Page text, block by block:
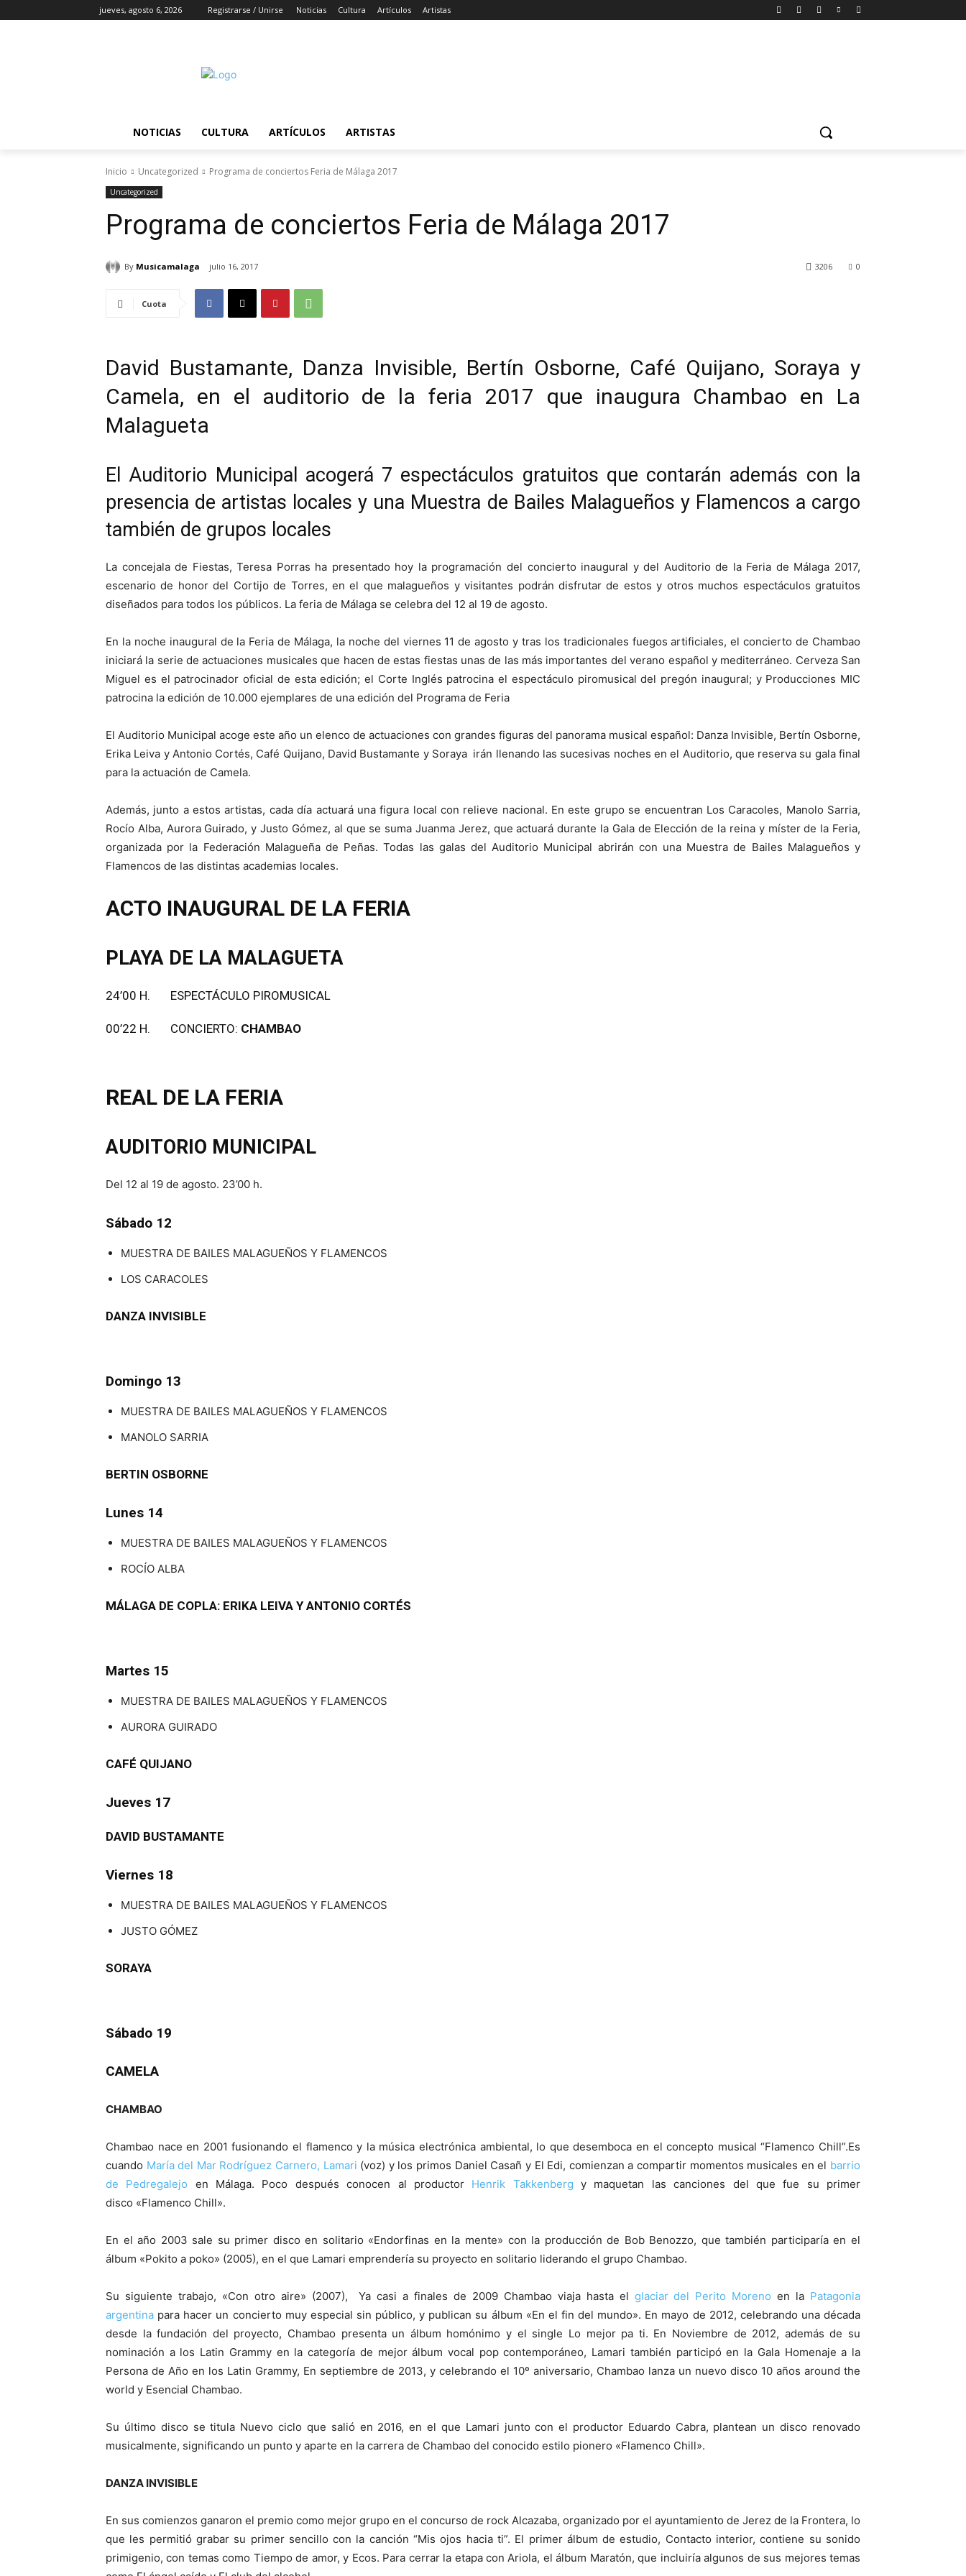
jueves, agosto 6, 2026 Registrarse / Unirse Noticias Cultura Artículos Artistas
NOTICIAS CULTURA ARTÍCULOS ARTISTAS
Inicio Uncategorized Programa de conciertos Feria de Málaga 2017
Uncategorized
Programa de conciertos Feria de Málaga 2017
By Musicamalaga julio 16, 2017 0
3206
Cuota
David Bustamante, Danza Invisible, Bertín Osborne, Café Quijano, Soraya y
Camela, en el auditorio de la feria 2017 que inaugura Chambao en La
Malagueta
El Auditorio Municipal acogerá 7 espectáculos gratuitos que contarán además con la
presencia de artistas locales y una Muestra de Bailes Malagueños y Flamencos a cargo
también de grupos locales
La concejala de Fiestas, Teresa Porras ha presentado hoy la programación del concierto inaugural y del Auditorio de la Feria de Málaga 2017,
escenario de honor del Cortijo de Torres, en el que malagueños y visitantes podrán disfrutar de estos y otros muchos espectáculos gratuitos
diseñados para todos los públicos. La feria de Málaga se celebra del 12 al 19 de agosto.
En la noche inaugural de la Feria de Málaga, la noche del viernes 11 de agosto y tras los tradicionales fuegos artificiales, el concierto de Chambao
iniciará la serie de actuaciones musicales que hacen de estas fiestas unas de las más importantes del verano español y mediterráneo. Cerveza San
Miguel es el patrocinador oficial de esta edición; el Corte Inglés patrocina el espectáculo piromusical del pregón inaugural; y Producciones MIC
patrocina la edición de 10.000 ejemplares de una edición del Programa de Feria
El Auditorio Municipal acoge este año un elenco de actuaciones con grandes figuras del panorama musical español: Danza Invisible, Bertín Osborne,
Erika Leiva y Antonio Cortés, Café Quijano, David Bustamante y Soraya irán llenando las sucesivas noches en el Auditorio, que reserva su gala final
para la actuación de Camela.
Además, junto a estos artistas, cada día actuará una figura local con relieve nacional. En este grupo se encuentran Los Caracoles, Manolo Sarria,
Rocío Alba, Aurora Guirado, y Justo Gómez, al que se suma Juanma Jerez, que actuará durante la Gala de Elección de la reina y míster de la Feria,
organizada por la Federación Malagueña de Peñas. Todas las galas del Auditorio Municipal abrirán con una Muestra de Bailes Malagueños y
Flamencos de las distintas academias locales.
ACTO INAUGURAL DE LA FERIA
PLAYA DE LA MALAGUETA
24’00 H. ESPECTÁCULO PIROMUSICAL
00’22 H. CONCIERTO: CHAMBAO
REAL DE LA FERIA
AUDITORIO MUNICIPAL
Del 12 al 19 de agosto. 23’00 h.
Sábado 12
MUESTRA DE BAILES MALAGUEÑOS Y FLAMENCOS
LOS CARACOLES
DANZA INVISIBLE
Domingo 13
MUESTRA DE BAILES MALAGUEÑOS Y FLAMENCOS
MANOLO SARRIA
BERTIN OSBORNE
Lunes 14
MUESTRA DE BAILES MALAGUEÑOS Y FLAMENCOS
ROCÍO ALBA
MÁLAGA DE COPLA: ERIKA LEIVA Y ANTONIO CORTÉS
Martes 15
MUESTRA DE BAILES MALAGUEÑOS Y FLAMENCOS
AURORA GUIRADO
CAFÉ QUIJANO
Jueves 17
DAVID BUSTAMANTE
Viernes 18
MUESTRA DE BAILES MALAGUEÑOS Y FLAMENCOS
JUSTO GÓMEZ
SORAYA
Sábado 19
CAMELA
CHAMBAO
Chambao nace en 2001 fusionando el flamenco y la música electrónica ambiental, lo que desemboca en el concepto musical “Flamenco Chill”.Es
cuando María del Mar Rodríguez Carnero, Lamari (voz) y los primos Daniel Casañ y El Edi, comienzan a compartir momentos musicales en el barrio
de Pedregalejo en Málaga. Poco después conocen al productor Henrik Takkenberg y maquetan las canciones del que fue su primer
disco «Flamenco Chill».
En el año 2003 sale su primer disco en solitario «Endorfinas en la mente» con la producción de Bob Benozzo, que también participaría en el
álbum «Pokito a poko» (2005), en el que Lamari emprendería su proyecto en solitario liderando el grupo Chambao.
Su siguiente trabajo, «Con otro aire» (2007), Ya casi a finales de 2009 Chambao viaja hasta el glaciar del Perito Moreno en la Patagonia
argentina para hacer un concierto muy especial sin público, y publican su álbum «En el fin del mundo». En mayo de 2012, celebrando una década
desde la fundación del proyecto, Chambao presenta un álbum homónimo y el single Lo mejor pa ti. En Noviembre de 2012, además de su
nominación a los Latin Grammy en la categoría de mejor álbum vocal pop contemporáneo, Lamari también participó en la Gala Homenaje a la
Persona de Año en los Latin Grammy, En septiembre de 2013, y celebrando el 10º aniversario, Chambao lanza un nuevo disco 10 años around the
world y Esencial Chambao.
Su último disco se titula Nuevo ciclo que salió en 2016, en el que Lamari junto con el productor Eduardo Cabra, plantean un disco renovado
musicalmente, significando un punto y aparte en la carrera de Chambao del conocido estilo pionero «Flamenco Chill».
DANZA INVISIBLE
En sus comienzos ganaron el premio como mejor grupo en el concurso de rock Alcazaba, organizado por el ayuntamiento de Jerez de la Frontera, lo
que les permitió grabar su primer sencillo con la canción “Mis ojos hacia ti”. El primer álbum de estudio, Contacto interior, contiene su sonido
primigenio, con temas como Tiempo de amor, y Ecos. Para cerrar la etapa con Ariola, el álbum Maratón, que incluiría algunos de sus mejores temas